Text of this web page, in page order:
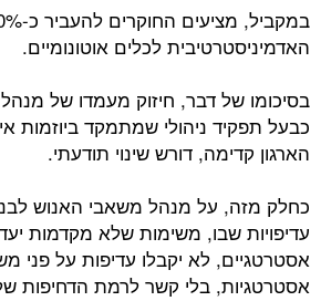
האדמיניסטרטיבית לכלים אוטונומיים.
בסיכומו של דבר, חיזוק מעמדו של
כבעל תפקיד ניהולי שמתמקד ביוזמות
הארגון קדימה, דורש שינוי תודעתי.
כחלק מזה, על מנהל משאבי האנוש
עדיפויות שבו, משימות שלא מקדמות
אסטרטגיים, לא יקבלו עדיפות על פני
אסטרטגיות, בלי קשר לרמת הדחיפות